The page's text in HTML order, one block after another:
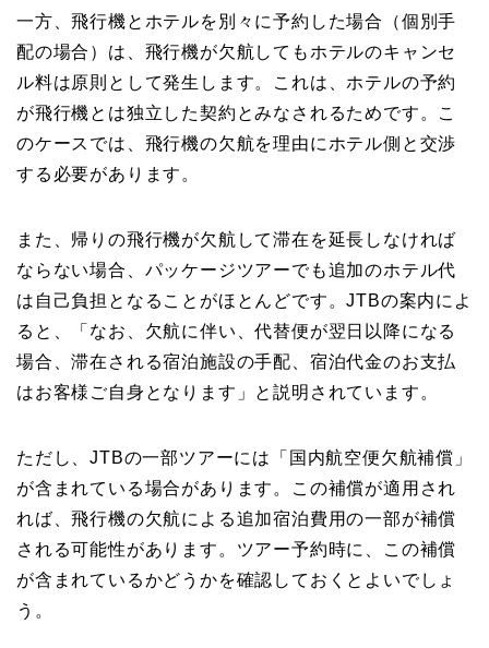
一方、飛行機とホテルを別々に予約した場合（個別手
配の場合）は、飛行機が欠航してもホテルのキャンセ
ル料は原則として発生します。これは、ホテルの予約
が飛行機とは独立した契約とみなされるためです。こ
のケースでは、飛行機の欠航を理由にホテル側と交渉
する必要があります。
また、帰りの飛行機が欠航して滞在を延長しなければ
ならない場合、パッケージツアーでも追加のホテル代
は自己負担となることがほとんどです。JTBの案内によ
ると、「なお、欠航に伴い、代替便が翌日以降になる
場合、滞在される宿泊施設の手配、宿泊代金のお支払
はお客様ご自身となります」と説明されています。
ただし、JTBの一部ツアーには「国内航空便欠航補償」
が含まれている場合があります。この補償が適用され
れば、飛行機の欠航による追加宿泊費用の一部が補償
される可能性があります。ツアー予約時に、この補償
が含まれているかどうかを確認しておくとよいでしょ
う。